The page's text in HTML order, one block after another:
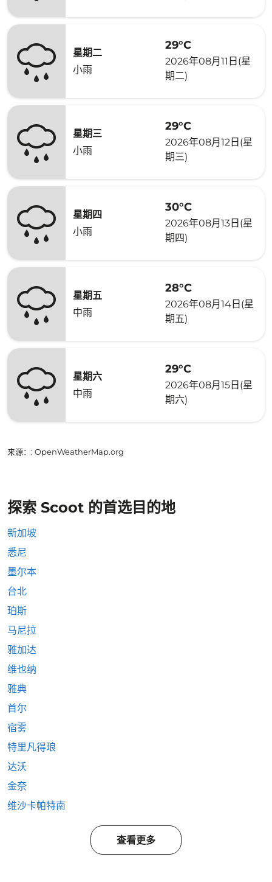
星期二
小雨
29°C
2026年08月11日(星
期二)
星期三
小雨
29°C
2026年08月12日(星
期三)
星期四
小雨
30°C
2026年08月13日(星
期四)
星期五
中雨
28°C
2026年08月14日(星
期五)
星期六
中雨
29°C
2026年08月15日(星
期六)
来源： : OpenWeatherMap.org
探索 Scoot 的首选目的地
新加坡
悉尼
墨尔本
台北
珀斯
马尼拉
雅加达
维也纳
雅典
首尔
宿雾
特里凡得琅
达沃
金奈
维沙卡帕特南
查看更多